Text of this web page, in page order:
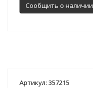
Сообщить о наличии
Артикул: 357215